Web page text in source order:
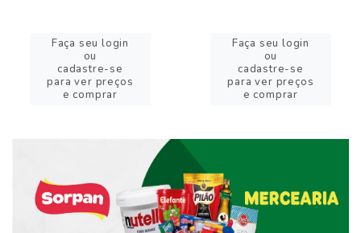
Faça seu login
ou
cadastre-se
para ver preços
e comprar
Faça seu login
ou
cadastre-se
para ver preços
e comprar